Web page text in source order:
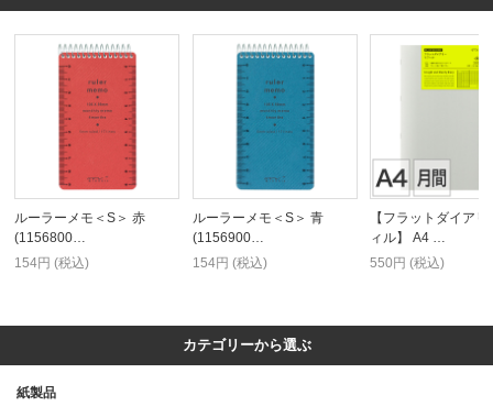
ルーラーメモ＜S＞ 赤
(1156800…
154円 (税込)
ルーラーメモ＜S＞ 青
(1156900…
154円 (税込)
【フラットダイア
ィル】 A4 …
550円 (税込)
カテゴリーから選ぶ
紙製品